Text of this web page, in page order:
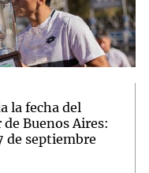
la fecha del
Buenos Aires:
de septiembre